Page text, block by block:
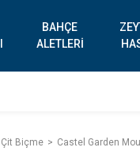
BAHÇE
ALETLERİ
Çit Biçme Castel Garden